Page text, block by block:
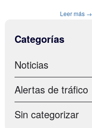
Leer más →
Categorías
Noticias
Alertas de tráfico
Sin categorizar